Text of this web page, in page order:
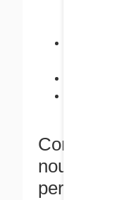
Combien
nous vos